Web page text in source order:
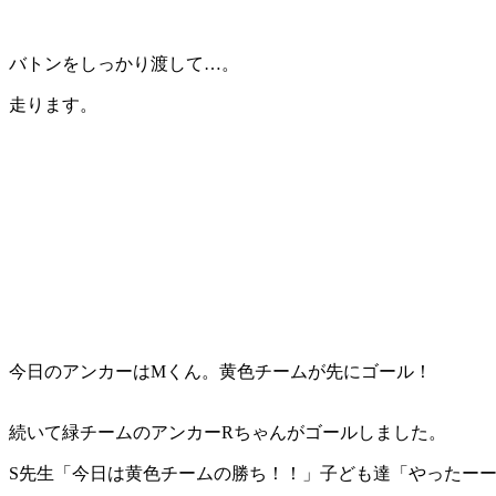
バトンをしっかり渡して…。
走ります。
今日のアンカーはMくん。黄色チームが先にゴール！
続いて緑チームのアンカーRちゃんがゴールしました。
S先生「今日は黄色チームの勝ち！！」子ども達「やったーー